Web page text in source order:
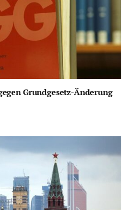
Grundgesetz-Änderung